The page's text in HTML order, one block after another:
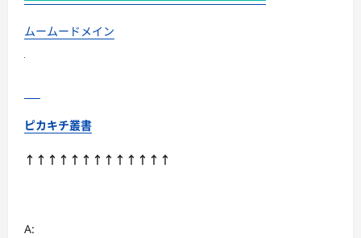
ムームードメイン
ピカキチ叢書
↑↑↑↑↑↑↑↑↑↑↑↑↑
A: